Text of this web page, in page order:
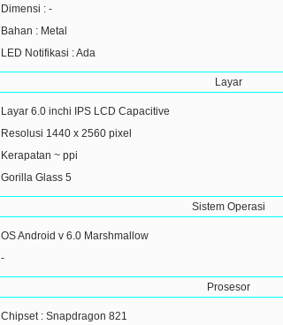
Dimensi : -
Bahan : Metal
LED Notifikasi : Ada
Layar
Layar 6.0 inchi IPS LCD Capacitive
Resolusi 1440 x 2560 pixel
Kerapatan ~ ppi
Gorilla Glass 5
Sistem Operasi
OS Android v 6.0 Marshmallow
-
Prosesor
Chipset : Snapdragon 821